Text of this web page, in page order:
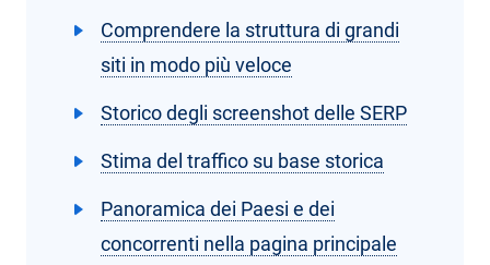
Comprendere la struttura di grandi
siti in modo più veloce
Storico degli screenshot delle SERP
Stima del traffico su base storica
Panoramica dei Paesi e dei
concorrenti nella pagina principale